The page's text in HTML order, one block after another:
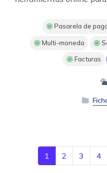
Pasarela de
Multi-moneda
Facturas
1 2 3 4